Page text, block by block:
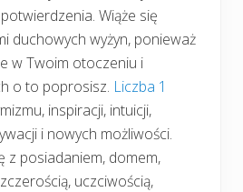
Wiąże się
duchowych wyżyn, ponieważ
w Twoim otoczeniu i
o to poprosisz. Liczba 1
inspiracji, intuicji,
i nowych możliwości.
z posiadaniem, domem,
uczciwością,